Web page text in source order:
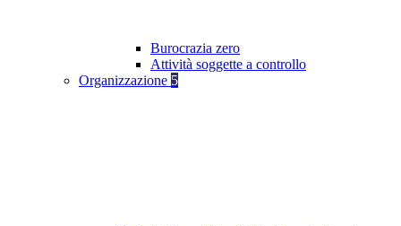
Burocrazia zero
Attività soggette a controllo
Organizzazione 5